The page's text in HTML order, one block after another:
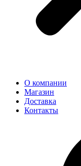
О компании
Магазин
Доставка
Контакты